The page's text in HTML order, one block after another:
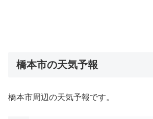
橋本市の天気予報
橋本市周辺の天気予報です。